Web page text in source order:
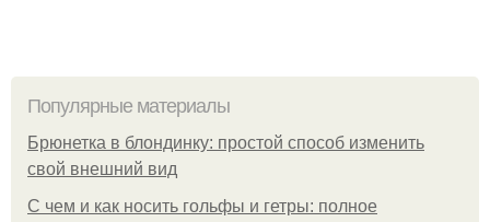
Популярные материалы
Брюнетка в блондинку: простой способ изменить
свой внешний вид
С чем и как носить гольфы и гетры: полное